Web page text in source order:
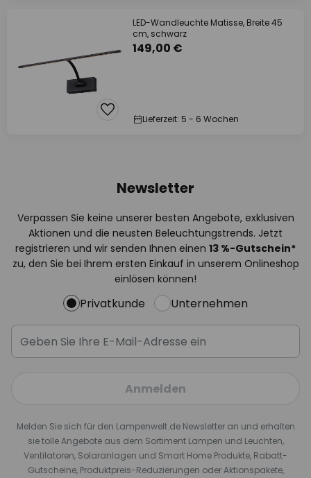
LED-Wandleuchte Matisse, Breite 45
cm, schwarz
149,00 €
Lieferzeit: 5 - 6 Wochen
Newsletter
Verpassen Sie keine unserer besten Angebote, exklusiven
Aktionen und die neusten Beleuchtungstrends. Jetzt
registrieren und wir senden Ihnen einen 13 %-Gutschein*
zu, den Sie bei Ihrem ersten Einkauf in unserem Onlineshop
einlösen können!
Privatkunde Unternehmen
Anmelden
Melden Sie sich für den Lampenwelt.de Newsletter an und erhalten
sie tolle Angebote aus dem Sortiment Lampen und Leuchten,
Ventilatoren, Solaranlagen und Smart Home Produkte, Rabatt-
Gutscheine, Produktpreis-Reduzierungen oder Aktionspakete,